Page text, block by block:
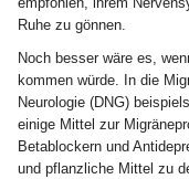
Ruhe zu gönnen.
Noch besser wäre es,
kommen würde. In die
Neurologie (DNG)
einige Mittel zur
Betablockern und
und pflanzliche Mittel zu